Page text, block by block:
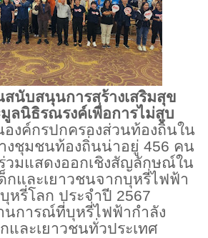
นับสนุนการสร้างเสริมสุข
ลนิธิรณรงค์เพื่อการไม่สูบ
งค์กรปกครองส่วนท้องถิ่นใน
งชุมชนท้องถิ่นน่าอยู่ 456 คน
วมแสดงออกเชิงสัญลักษณ์ใน
กและเยาวชนจากบุหรี่ไฟฟ้า
หรี่โลก ประจำปี 2567
นการณ์ที่บุหรี่ไฟฟ้ากำลัง
และเยาวชนทั่วประเทศ